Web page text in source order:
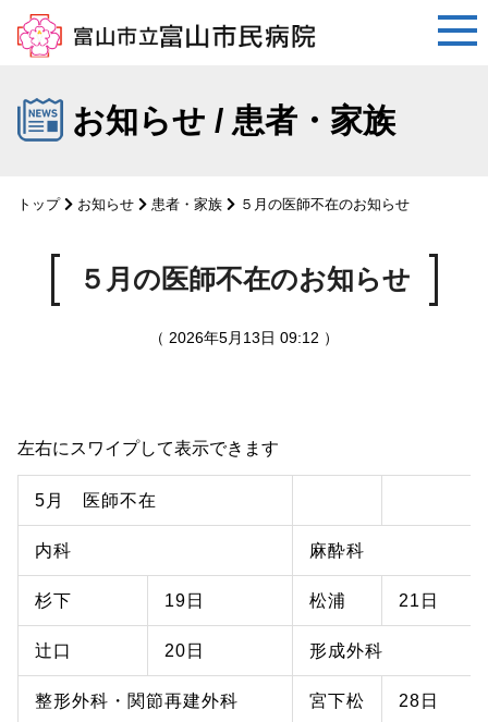
お知らせ / 患者・家族
トップ お知らせ 患者・家族 ５月の医師不在のお知らせ
５月の医師不在のお知らせ
（ 2026年5月13日 09:12 ）
5月 医師不在
内科 麻酔科
杉下 19日 松浦 21日
辻口 20日 形成外科
整形外科・関節再建外科 宮下松 28日